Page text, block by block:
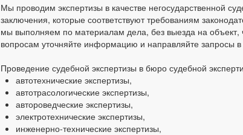
Мы проводим экспертизы в качестве негосударственной
заключения, которые соответствуют требованиям
мы выполняем по материалам дела, без выезда на
вопросам уточняйте информацию и направляйте
Проведение судебной экспертизы в бюро судебной
автотехнические экспертизы,
автотрасологические экспертизы,
автороведческие экспертизы,
электротехнические экспертизы,
инженерно-технические экспертизы,